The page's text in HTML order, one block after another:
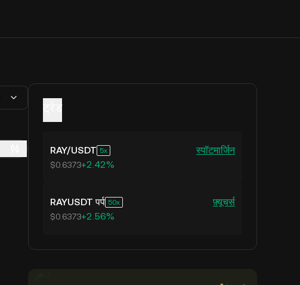
RAY/USDT 5 स्पॉटमार्जिन
$0.6373+2.42%
RAYUSDT पर्प 50 फ़्यूचर्स
$0.6373+2.56%